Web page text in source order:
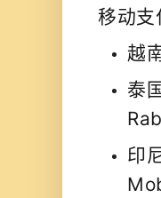
移动支
越
泰
印